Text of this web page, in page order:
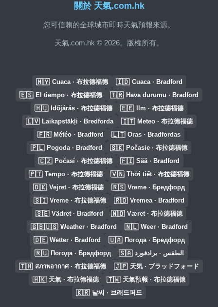
關於 天氣.com.hk
您可信賴的全球城市即時天氣預報來源。
天氣.com.hk © 2026。版權所有。
🇲🇾 Cuaca · 布拉德福德 🇮🇩 Cuaca · Bradford
🇪🇸 El tiempo · 布拉德福德 🇹🇷 Hava durumu · Bradford
🇭🇺 Időjárás · 布拉德福德 🇪🇪 Ilm · 布拉德福德
🇱🇻 Laikapstākļi · Bredforda 🇮🇹 Meteo · 布拉德福德
🇫🇷 Météo · Bradford 🇱🇹 Oras · Bradfordas
🇵🇱 Pogoda · Bradford 🇸🇰 Počasie · 布拉德福德
🇨🇿 Počasí · 布拉德福德 🇫🇮 Sää · Bradford
🇵🇹 Tempo · 布拉德福德 🇻🇳 Thời tiết · 布拉德福德
🇩🇰 Vejret · 布拉德福德 🇷🇸 Vreme · Бредфорд
🇸🇮 Vreme · 布拉德福德 🇷🇴 Vremea · Bradford
🇸🇪 Vädret · Bradford 🇳🇴 Været · 布拉德福德
🇬🇧🇺🇸 Weather · Bradford 🇳🇱 Weer · Bradford
🇩🇪 Wetter · Bradford 🇺🇦 Погода · Бредфорд
🇷🇺 Погода · Брадфорд 🇸🇦 الطقس · برادفورد
🇹🇭 สภาพอากาศ · 布拉德福德 🇯🇵 天気 · ブラッドフォード
🇭🇰 天氣 · 布拉德福德 🇹🇼 天氣預報 · 布拉德福德
🇰🇷 날씨 · 브래드퍼드